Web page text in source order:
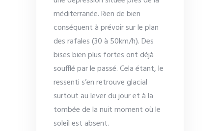
méditerranée. Rien de bien
conséquent à prévoir sur le plan
des rafales (30 à 50km/h). Des
bises bien plus fortes ont déjà
soufflé par le passé. Cela étant, le
ressenti s’en retrouve glacial
surtout au lever du jour et à la
tombée de la nuit moment où le
soleil est absent.